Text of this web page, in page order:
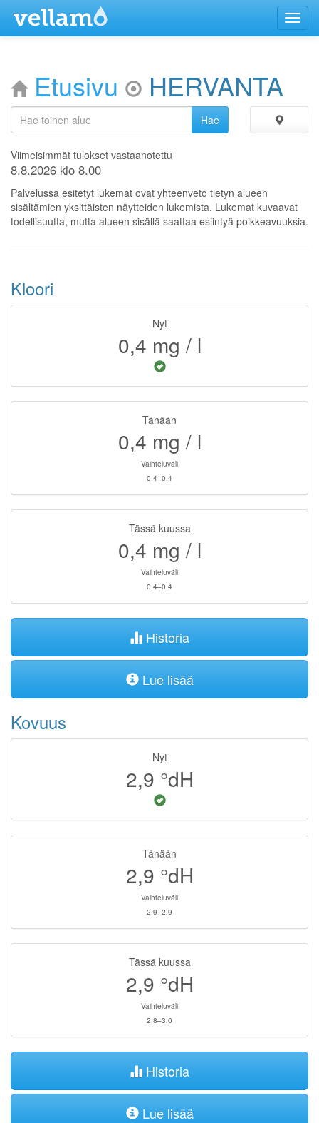
Menu
Etusivu HERVANTA
Viimeisimmät tulokset vastaanotettu
8.8.2026 klo 8.00
Palvelussa esitetyt lukemat ovat yhteenveto tietyn alueen
sisältämien yksittäisten näytteiden lukemista. Lukemat kuvaavat
todellisuutta, mutta alueen sisällä saattaa esiintyä poikkeavuuksia.
Kloori
Nyt
0,4 mg / l
Tänään
0,4 mg / l
Vaihteluväli
0,4–0,4
Tässä kuussa
0,4 mg / l
Vaihteluväli
0,4–0,4
Historia
Lue lisää
Kovuus
Nyt
2,9 °dH
Tänään
2,9 °dH
Vaihteluväli
2,9–2,9
Tässä kuussa
2,9 °dH
Vaihteluväli
2,8–3,0
Historia
Lue lisää